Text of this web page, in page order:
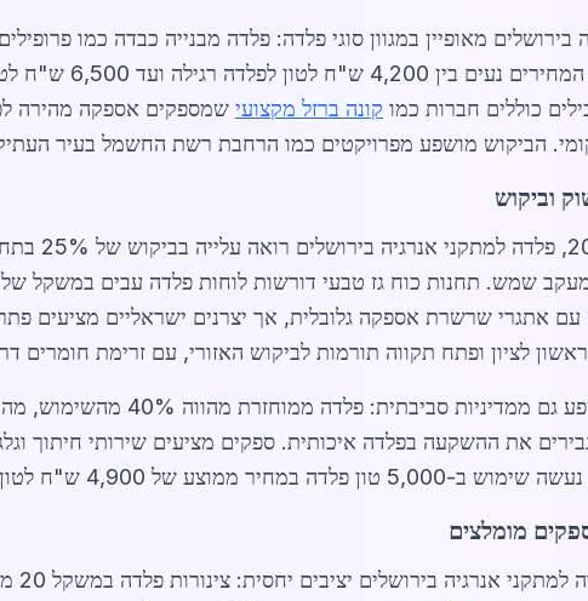
אנרגטיים.
כוללים חברות כמו קונה ברזל מקצועי שמספקים אספקה מהירה
הביקוש מושפע מפרויקטים כמו הרחבת רשת החשמל בעיר
וביקוש
בשנת
אתגרי שרשרת אספקה גלובלית, אך יצרנים ישראליים מציעים
לציון ופתח תקווה תורמות לביקוש האזורי, עם זרימת חומרים
מגבירים את ההשקעה בפלדה איכותית. ספקים מציעים שירותי חיתוך
טון פלדה במחיר ממוצע של 4,900 ש"ח לטון.
מומלצים